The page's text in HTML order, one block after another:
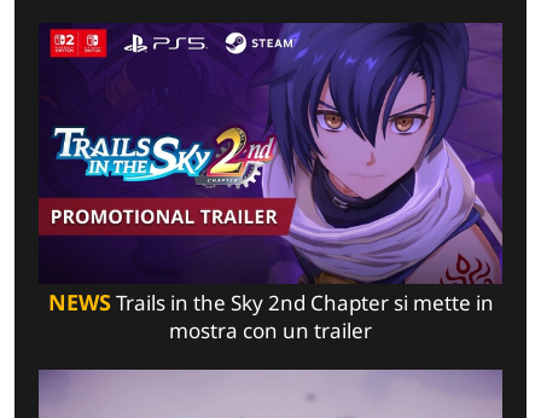
NEWSTrails in the Sky 2nd Chapter si mette in
mostra con un trailer